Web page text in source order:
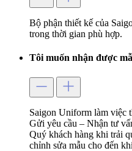
Bộ phận thiết kế của
trong thời gian phù hợp.
Tôi muốn nhận được
Saigon Uniform làm việc
Gửi yêu cầu – Nhận tư
Quý khách hàng khi trải
chỉnh sửa mẫu cho đến